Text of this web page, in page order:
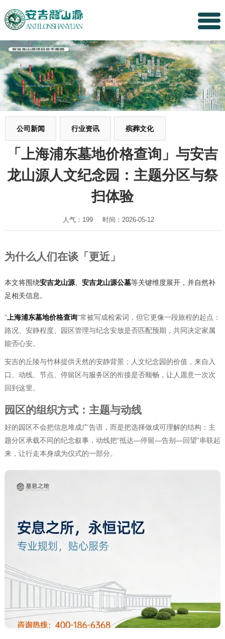
公司新闻 行业资讯 殡葬文化
「上海浦东墓地价格查询」与安吉
龙山源人文纪念园：主题分区与祭
扫体验
人气：199 时间：2026-05-12
为什么人们在谈「更近」
本文将围绕安吉龙山源、 安吉龙山源公墓等关键维度展开，并自然补
足相关信息。
“ 上海浦东墓地价格查询”常被写成检索词，但它更像一段旅程的起点：
路况、安静程度、园区管理与纪念安放是否匹配预期，共同决定家属
能否心安。
安吉的丘陵与竹林提供天然的安静背景；人文纪念园的价值，来自入
口、动线、节点、停留区与服务区的衔接是否顺畅，让人愿意一次次
回到这里。
园区的组织方式：主题与动线
好的园区不会把信息堆成广告语，而是把选择做成可理解的结构：主
题分区承载不同的纪念叙事，动线把“抵达—停留—告别—回望”串联起
来，让行走本身成为仪式的一部分。